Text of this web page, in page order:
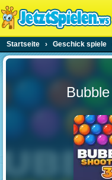
Startseite › Geschick spiele